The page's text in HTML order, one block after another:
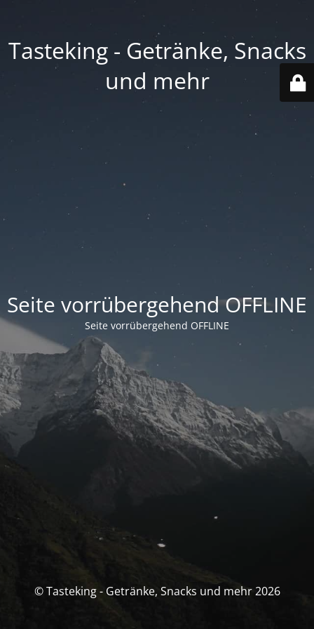
Tasteking - Getränke, Snacks
und mehr
Seite vorrübergehend OFFLINE
Seite vorrübergehend OFFLINE
© Tasteking - Getränke, Snacks und mehr 2026